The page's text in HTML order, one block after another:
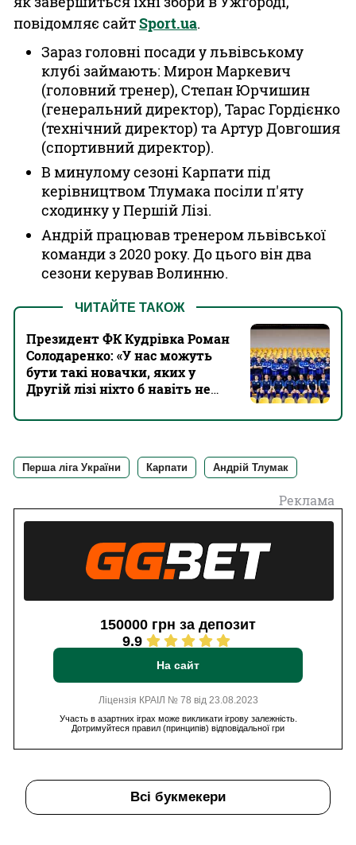
повідомляє сайтSport.ua.
Зараз головні посади у львівському
клубі займають: Мирон Маркевич
(головний тренер), Степан Юрчишин
(генеральний директор), Тарас Гордієнко
(технічний директор) та Артур Довгошия
(спортивний директор).
В минулому сезоні Карпати під
керівництвом Тлумака посіли п'яту
сходинку у Першій Лізі.
Андрій працював тренером львівської
команди з 2020 року. До цього він два
сезони керував Волинню.
ЧИТАЙТЕ ТАКОЖ
Президент ФК Кудрівка Роман
Солодаренко: «У нас можуть
бути такі новачки, яких у
Другій лізі ніхто б навіть не
Перша ліга України Карпати Андрій Тлумак
Реклама
150000 грн за депозит
9.9
На сайт
Ліцензія КРАІЛ № 78 від 23.08.2023
Участь в азартних іграх може викликати ігрову залежність.
Дотримуйтеся правил (принципів) відповідальної гри
Всі букмекери